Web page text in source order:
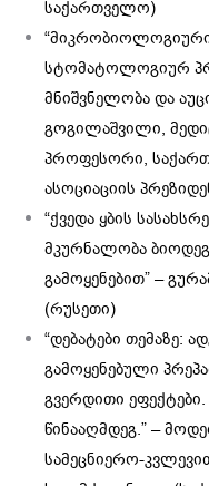
საქართველო)
“მიკრობიოლოგიური
სტომატოლოგიურ
მნიშვნელობა და
გოგილაშვილი,
პროფესორი,
ასოციაციის
“ქვედა ყბის
მკურნალობა
გამოყენებით” –
(რუსეთი)
“დებატები თემაზე:
გამოყენებული
გვერდითი
წინააღმდეგ.” –
სამეცნიერო-